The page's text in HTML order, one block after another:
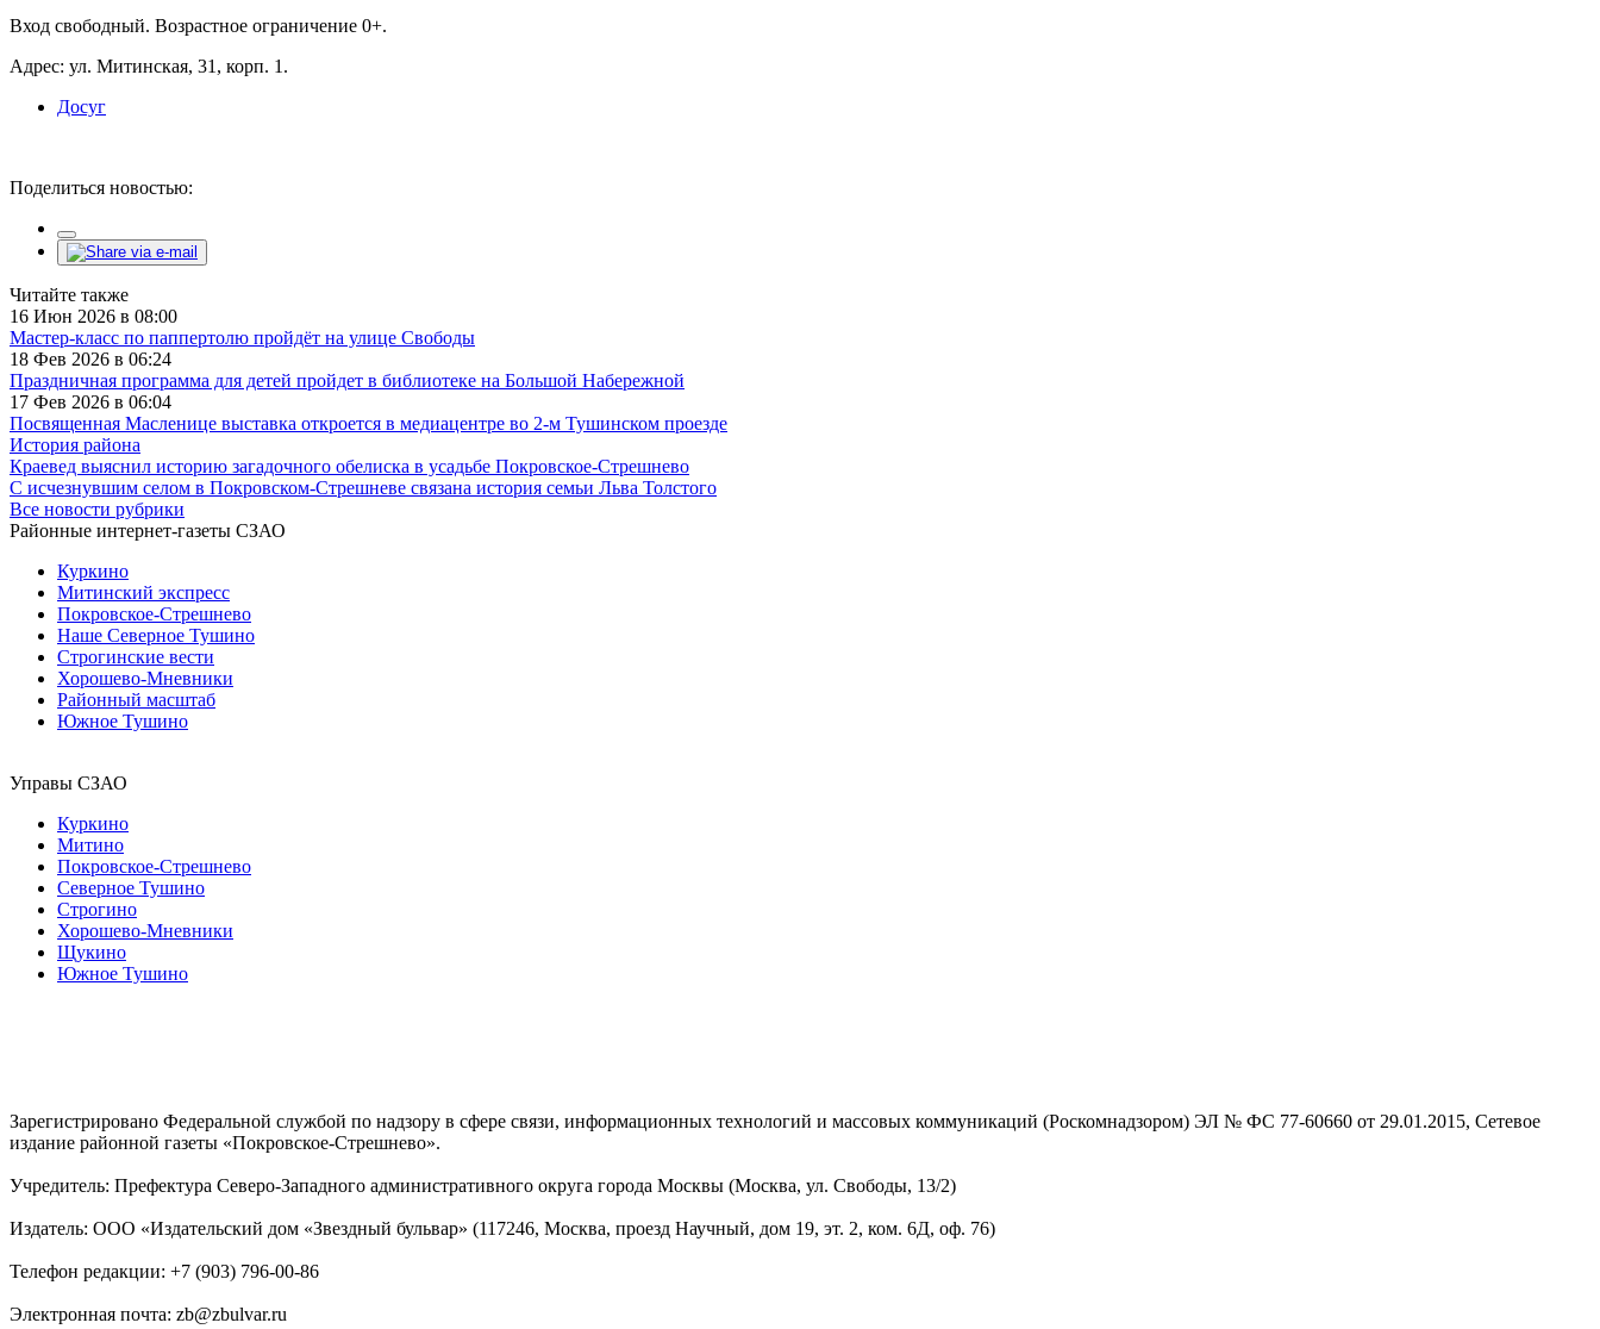
Вход свободный. Возрастное ограничение 0+.
Адрес: ул. Митинская, 31, корп. 1.
Досуг
Поделиться новостью:
Читайте также
16 Июн 2026 в 08:00
Мастер-класс по паппертолю пройдёт на улице Свободы
18 Фев 2026 в 06:24
Праздничная программа для детей пройдет в библиотеке на Большой Набережной
17 Фев 2026 в 06:04
Посвященная Масленице выставка откроется в медиацентре во 2-м Тушинском проезде
История района
Краевед выяснил историю загадочного обелиска в усадьбе Покровское-Стрешнево
С исчезнувшим селом в Покровском-Стрешневе связана история семьи Льва Толстого
Все новости рубрики
Районные интернет-газеты СЗАО
Куркино
Митинский экспресс
Покровское-Стрешнево
Наше Северное Тушино
Строгинские вести
Хорошево-Мневники
Районный масштаб
Южное Тушино
Управы СЗАО
Куркино
Митино
Покровское-Стрешнево
Северное Тушино
Строгино
Хорошево-Мневники
Щукино
Южное Тушино
Зарегистрировано Федеральной службой по надзору в сфере связи, информационных технологий и массовых коммуникаций (Роскомнадзором) ЭЛ № ФС 77-60660 от 29.01.2015, Сетевое
издание районной газеты «Покровское-Стрешнево».
Учредитель: Префектура Северо-Западного административного округа города Москвы (Москва, ул. Свободы, 13/2)
Издатель: ООО «Издательский дом «Звездный бульвар» (117246, Москва, проезд Научный, дом 19, эт. 2, ком. 6Д, оф. 76)
Телефон редакции: +7 (903) 796-00-86
Электронная почта: zb@zbulvar.ru